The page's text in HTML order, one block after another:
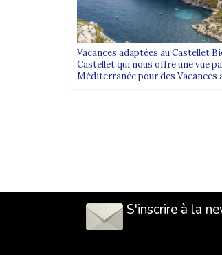
Vacances adaptées au Castellet
Castellet qui nous offre une vue
Méditerranée pour des Vacances
S'inscrire à la